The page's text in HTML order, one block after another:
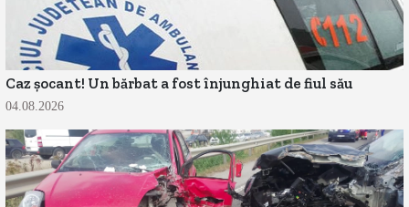
Caz șocant! Un bărbat a fost înjunghiat de fiul său
04.08.2026